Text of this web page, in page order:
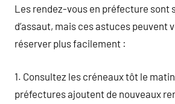
Les rendez-vous en préfecture sont
d’assaut, mais ces astuces peuvent
réserver plus facilement :
1. Consultez les créneaux tôt le
préfectures ajoutent de nouveaux